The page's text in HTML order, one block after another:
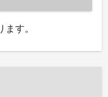
す。